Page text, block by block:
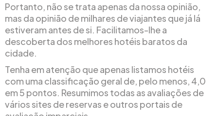
Portanto, não se trata apenas da nossa opinião,
mas da opinião de milhares de viajantes que já lá
estiveram antes de si. Facilitamos-lhe a
descoberta dos melhores hotéis baratos da
cidade.
Tenha em atenção que apenas listamos hotéis
com uma classificação geral de, pelo menos, 4,0
em 5 pontos. Resumimos todas as avaliações de
vários sites de reservas e outros portais de